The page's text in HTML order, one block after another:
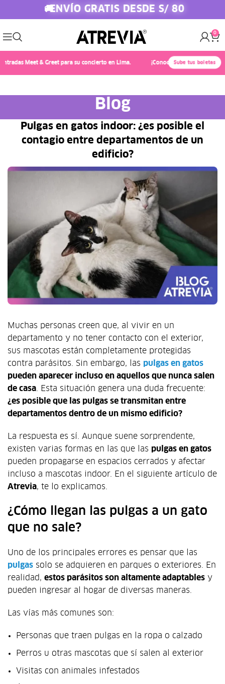
🚚ENVÍO GRATIS DESDE S/ 80
0
Meet & Greet para su concierto en Lima. ¡Conoce a Chayanne! 🎤✨
Sube tus boletas
Blog
Pulgas en gatos indoor: ¿es posible el
contagio entre departamentos de un
edificio?
Muchas personas creen que, al vivir en un
departamento y no tener contacto con el exterior,
sus mascotas están completamente protegidas
contra parásitos. Sin embargo, las pulgas en gatos
pueden aparecer incluso en aquellos que nunca salen
de casa. Esta situación genera una duda frecuente:
¿es posible que las pulgas se transmitan entre
departamentos dentro de un mismo edificio?
La respuesta es sí. Aunque suene sorprendente,
existen varias formas en las que las pulgas en gatos
pueden propagarse en espacios cerrados y afectar
incluso a mascotas indoor. En el siguiente artículo de
Atrevia, te lo explicamos.
¿Cómo llegan las pulgas a un gato
que no sale?
Uno de los principales errores es pensar que las
pulgas solo se adquieren en parques o exteriores. En
realidad, estos parásitos son altamente adaptables y
pueden ingresar al hogar de diversas maneras.
Las vías más comunes son:
Personas que traen pulgas en la ropa o calzado
Perros u otras mascotas que sí salen al exterior
Visitas con animales infestados